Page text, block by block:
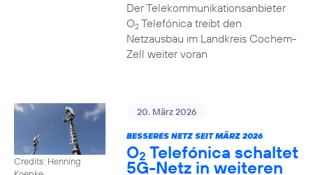
Der Telekommunikationsanbieter
O2Telefónica treibt den
Netzausbau im Landkreis Cochem-
Zell weiter voran
Credits: Henning
20. März 2026
BESSERES NETZ SEIT MÄRZ 2026
O2 Telefónica schaltet
5G-Netz in weiteren